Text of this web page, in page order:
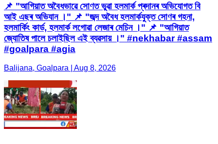
📌 "আগিয়াত অবৈধভাৱে সোণত ভুৱা হলমাৰ্ক প্ৰদানৰ অভিযোগত বি
আই এছৰ অভিযান ।" 📌 "জব্দ অবৈধ হলমাৰ্কযুক্ত সোণৰ গহনা,
হলমাৰ্কিং কাৰ্ড, হলমাৰ্ক লগোৱা লেজাৰ মেচিন ।" 📌 "আগিয়াত
জ্যোতিষ পালে চলাইছিল এই ব্যৱসায় ।" #nekhabar #assam
#goalpara #agia
Balijana, Goalpara | Aug 8, 2026